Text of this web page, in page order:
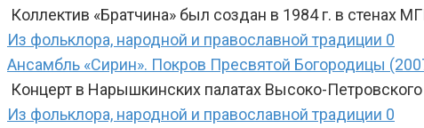
Коллектив «Братчина» был создан в 1984 г. в стенах
Из фольклора, народной и православной традиции 0
Ансамбль «Сирин». Покров Пресвятой Богородицы
Концерт в Нарышкинских палатах Высоко-
Из фольклора, народной и православной традиции 0